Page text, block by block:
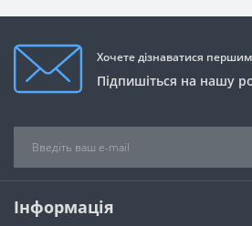
Хочете дізнаватися першим
Підпишіться на нашу
Інформація